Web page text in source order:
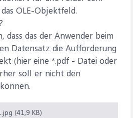
OLE-Objektfeld.
dass das der Anwender beim
Datensatz die Aufforderung
(hier eine *.pdf - Datei oder
soll er nicht den
(41,9 KB)